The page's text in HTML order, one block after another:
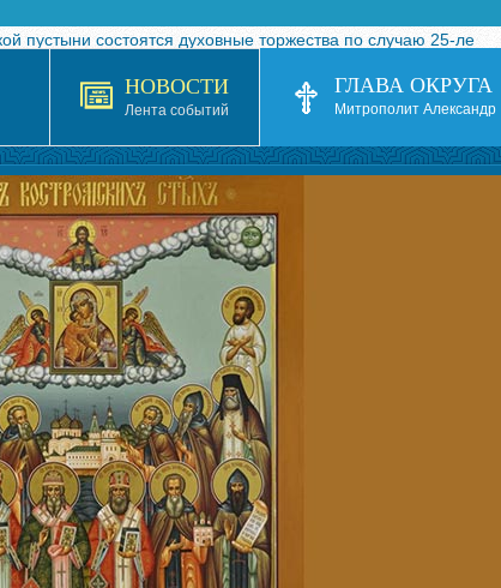
пустыни состоятся духовные торжества по случаю 25-ле
турнира по волейболу, посвященного 25-летию обр
в Казахстане»
епархией Русской Православной Церкви в 1927–19
прием документов на 2026-2027 учебный год
НОВОСТИ
Лента событий
ГЛАВА ОКРУГА
Митрополит Александр